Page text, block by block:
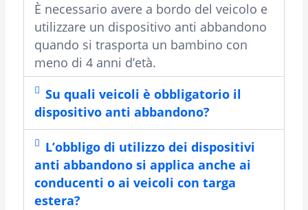
È necessario avere a bordo del veicolo e
utilizzare un dispositivo anti abbandono
quando si trasporta un bambino con
meno di 4 anni d’età.
Su quali veicoli è obbligatorio il
dispositivo anti abbandono?
L’obbligo di utilizzo dei dispositivi
anti abbandono si applica anche ai
conducenti o ai veicoli con targa
estera?